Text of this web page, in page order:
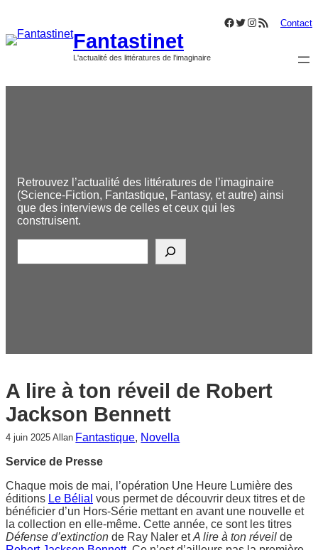
contenu
Fantastinet
L'actualité des littératures de l'imaginaire
Facebook
Twitter
Instagram
Flux RSSContact
Retrouvez l’actualité des littératures de l’imaginaire
(Science-Fiction, Fantastique, Fantasy, et autre) ainsi
que des interviews de celles et ceux qui les
construisent.
A lire à ton réveil de Robert
Jackson Bennett
4 juin 2025 Allan Fantastique, Novella
Service de Presse
Chaque mois de mai, l’opération Une Heure Lumière des
éditions Le Bélial vous permet de découvrir deux titres et de
bénéficier d’un Hors-Série mettant en avant une nouvelle et
la collection en elle-même. Cette année, ce sont les titres
Défense d’extinction de Ray Naler etA lire à ton réveil de